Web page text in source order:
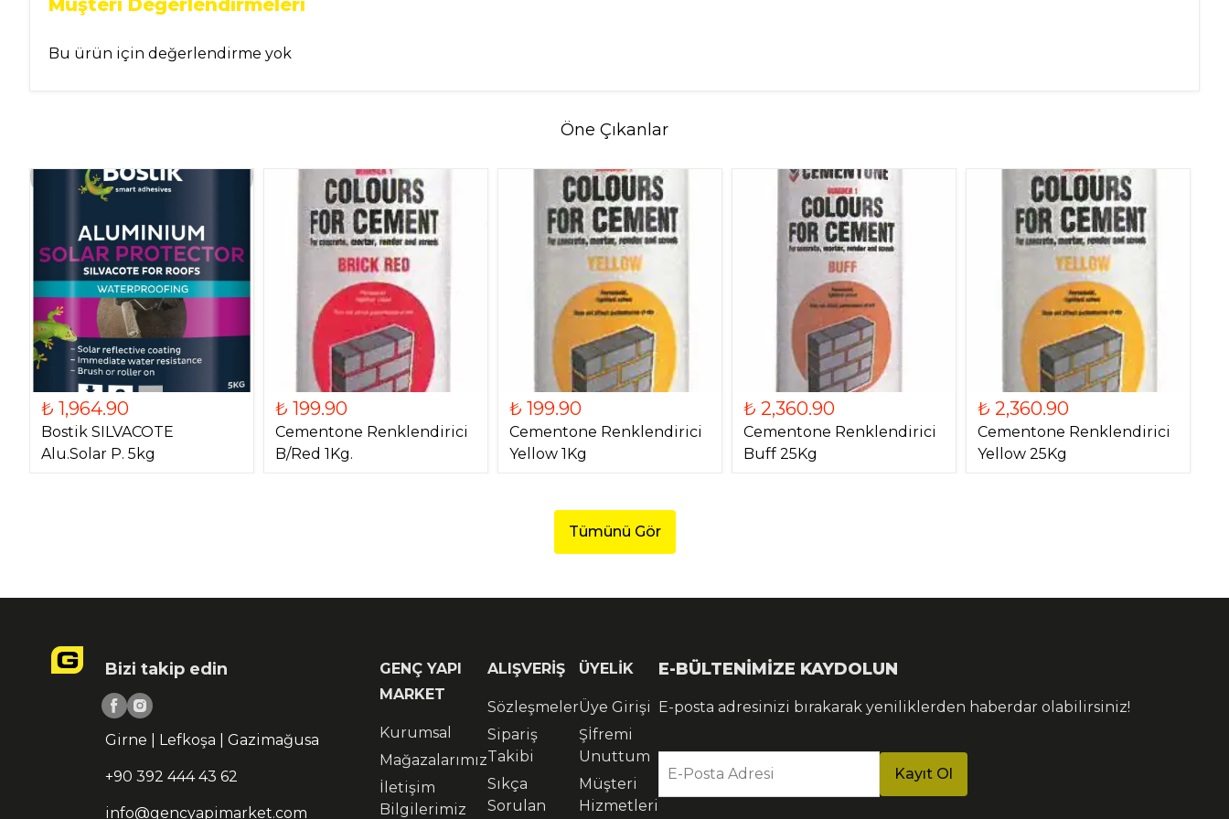
Müşteri Değerlendirmeleri
Bu ürün için değerlendirme yok
Öne Çıkanlar
₺ 1,964.90
Bostik SILVACOTE
Alu.Solar P. 5kg
₺ 199.90
Cementone Renklendirici
B/Red 1Kg.
₺ 199.90
Cementone Renklendirici
Yellow 1Kg
₺ 2,360.90
Cementone Renklendirici
Buff 25Kg
₺ 2,360.90
Cementone Renklendirici
Yellow 25Kg
Tümünü Gör
Bizi takip edin
Girne | Lefkoşa | Gazimağusa
+90 392 444 43 62
info@gencyapimarket.com
GENÇ YAPI
MARKET
Kurumsal
Mağazalarımız
İletişim
Bilgilerimiz
ALIŞVERİŞ
Sözleşmeler
Sipariş
Takibi
Sıkça
Sorulan
ÜYELİK
Üye Girişi
Şİfremi
Unuttum
Müşteri
Hizmetleri
E-BÜLTENİMİZE KAYDOLUN
E-posta adresinizi bırakarak yeniliklerden haberdar olabilirsiniz!
E-Posta Adresi Kayıt Ol